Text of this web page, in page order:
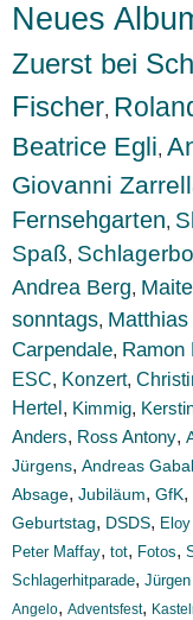
Neues
Zuerst bei
Fischer,
Beatrice Egli,
Giovanni
Fernsehgarten,
Spaß,
Andrea Berg,
sonntags, Matthias
Carpendale, Ramon
ESC, Konzert,
Hertel , Kimmig,
Anders, Ross Antony,
Jürgens, Andreas
Absage, Jubiläum, GfK,
Geburtstag, DSDS,
Peter Maffay, tot, Fotos,
Schlagerhitparade,
Angelo, Adventsfest,